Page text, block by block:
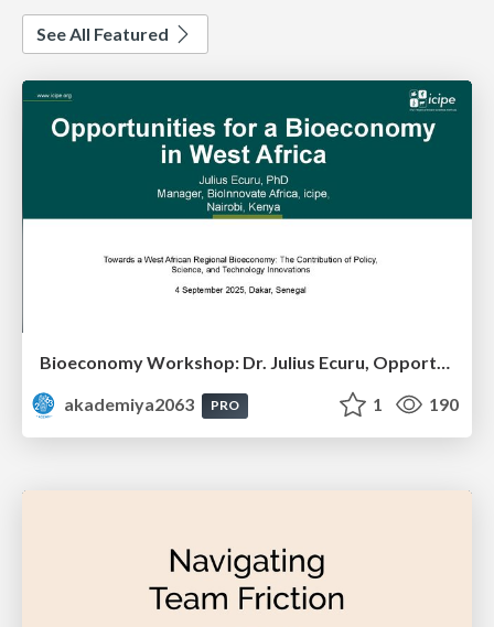
See All Featured
Bioeconomy Workshop: Dr. Julius Ecuru, Opportunities for a Bioeconomy in West Africa
akademiya2063
PRO 1 190